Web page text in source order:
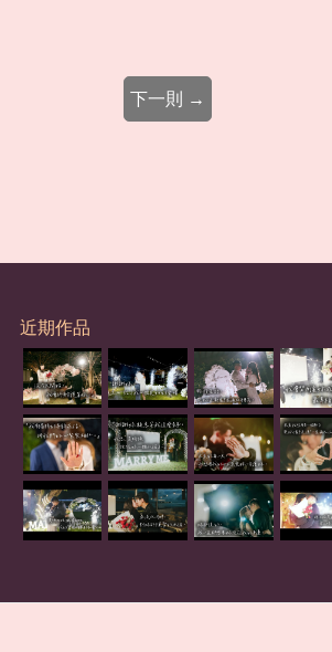
下一則 →
近期作品